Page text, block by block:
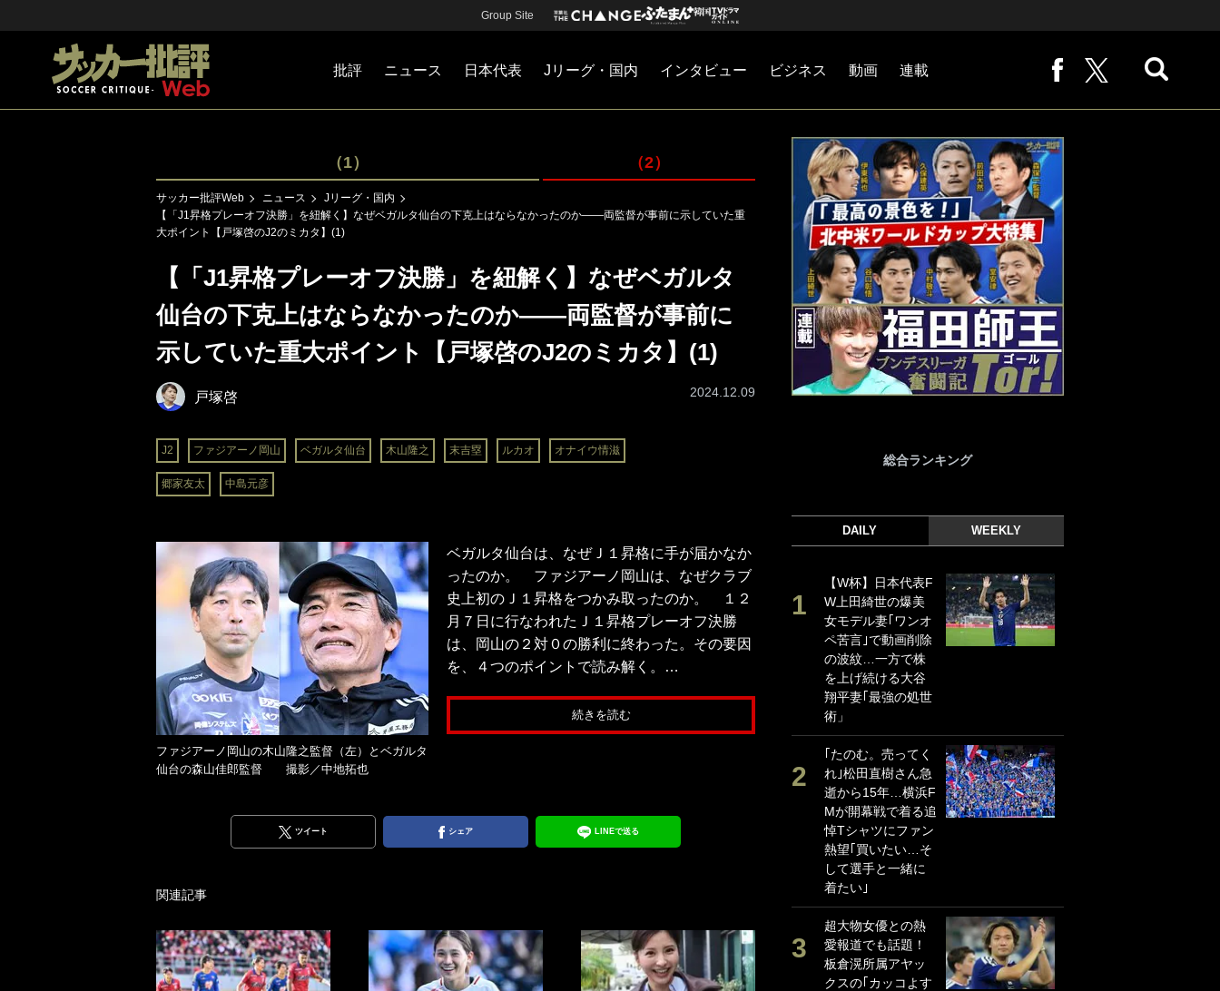
Group Site
批評 ニュース 日本代表 Jリーグ・国内 インタビュー ビジネス 動画 連載
（1） （2）
サッカー批評Web ニュース
Jリーグ・国内
【「J1昇格プレーオフ決勝」を紐解く】なぜベガルタ仙台の下克上はならなかったのか――両監督が事前に示していた重
大ポイント【戸塚啓のJ2のミカタ】(1)
【「J1昇格プレーオフ決勝」を紐解く】なぜベガルタ
仙台の下克上はならなかったのか――両監督が事前に
示していた重大ポイント【戸塚啓のJ2のミカタ】(1)
戸塚啓
J2 ファジアーノ岡山 ベガルタ仙台 木山隆之 末吉塁 ルカオ オナイウ情滋
郷家友太 中島元彦
2024.12.09
ファジアーノ岡山の木山隆之監督（左）とベガルタ
仙台の森山佳郎監督 撮影／中地拓也
ベガルタ仙台は、なぜＪ１昇格に手が届かなか
ったのか。 ファジアーノ岡山は、なぜクラブ
史上初のＪ１昇格をつかみ取ったのか。 １２
月７日に行なわれたＪ１昇格プレーオフ決勝
は、岡山の２対０の勝利に終わった。その要因
を、４つのポイントで読み解く。…
続きを読む
ツイート シェア LINEで送る
関連記事
総合ランキング
DAILY WEEKLY
【W杯】日本代表F
W上田綺世の爆美
女モデル妻｢ワンオ
ペ苦言｣で動画削除
の波紋…一方で株
を上げ続ける大谷
翔平妻｢最強の処世
術」
｢たのむ。売ってく
れ｣松田直樹さん急
逝から15年…横浜F
Mが開幕戦で着る追
悼Tシャツにファン
熱望｢買いたい…そ
して選手と一緒に
着たい｣
超大物女優との熱
愛報道でも話題！
板倉滉所属アヤッ
クスの｢カッコよす